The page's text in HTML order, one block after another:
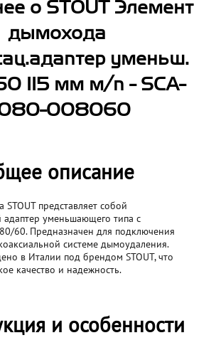
о STOUT Элемент
дымохода
уменьш.
115 мм м/п - SCA-
008060
описание
представляет собой
уменьшающего типа с
60. Предназначен для подключения
системе дымоудаления.
в Италии под брендом STOUT, что
качество и надежность.
и особенности